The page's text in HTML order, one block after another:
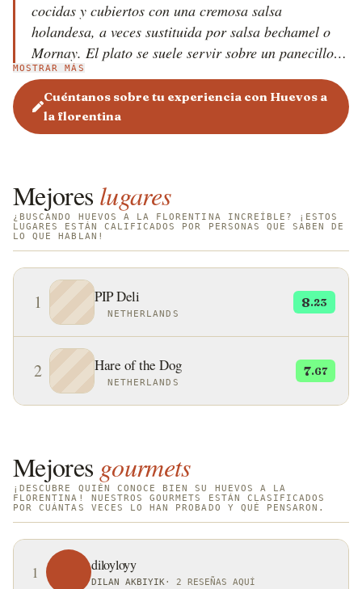
cocidas y cubiertos con una cremosa salsa
holandesa, a veces sustituida por salsa bechamel o
Mornay. El plato se suele servir sobre un panecillo
inglés tostado o una rebanada de pan tostado, lo que
lo hace similar a los huevos Benedict, pero con
espinacas en lugar del jamón o el tocino. La
combinación de los suaves huevos escalfados con el
huevos a la florentina deben su nombre a Florencia,
Italia, para indicar el uso de espinacas, que se cree
que era un ingrediente favorito en la región. A pesar
de su nombre, el plato se asocia más comúnmente
con la cocina estadounidense que con la italiana.
MOSTRAR MÁS
Cuéntanos sobre tu experiencia con Huevos a
la florentina
Mejores lugares
¿BUSCANDO HUEVOS A LA FLORENTINA INCREÍBLE? ¡ESTOS
LUGARES ESTÁN CALIFICADOS POR PERSONAS QUE SABEN DE
LO QUE HABLAN!
1 PIP Deli
NETHERLANDS
8.23
2 Hare of the Dog
NETHERLANDS
7.67
Mejores gourmets
¡DESCUBRE QUIÉN CONOCE BIEN SU HUEVOS A LA
FLORENTINA! NUESTROS GOURMETS ESTÁN CLASIFICADOS
POR CUÁNTAS VECES LO HAN PROBADO Y QUÉ PENSARON.
1 diloyloyy
DILAN AKBIYIK · 2 RESEÑAS AQUÍ